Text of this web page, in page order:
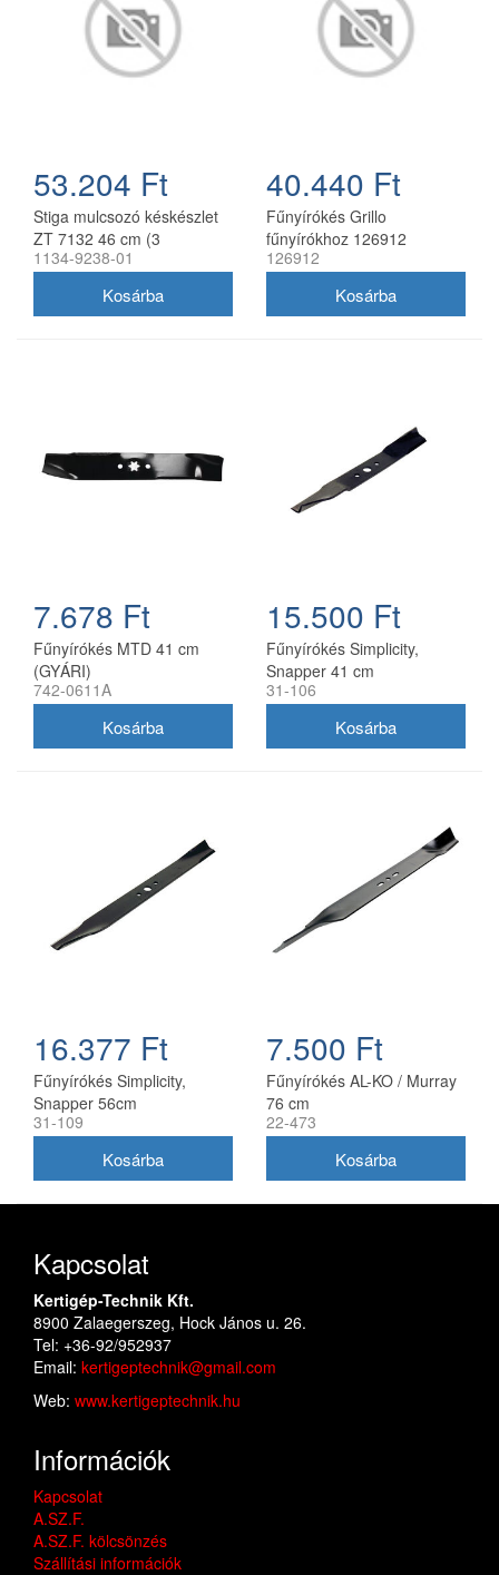
53.204 Ft
Stiga mulcsozó késkészlet
ZT 7132 46 cm (3
db/csomag) 1134-9238-01
1134-9238-01
40.440 Ft
Fűnyírókés Grillo
fűnyírókhoz 126912
126912
7.678 Ft
Fűnyírókés MTD 41 cm
(GYÁRI)
742-0611A
15.500 Ft
Fűnyírókés Simplicity,
Snapper 41 cm
(1704856SM)
31-106
16.377 Ft
Fűnyírókés Simplicity,
Snapper 56cm
(1716695ASM)
31-109
7.500 Ft
Fűnyírókés AL-KO / Murray
76 cm
22-473
Kapcsolat
Kertigép-Technik Kft.
8900 Zalaegerszeg, Hock János u. 26.
Tel: +36-92/952937
Email: kertigeptechnik@gmail.com
Web: www.kertigeptechnik.hu
Információk
Kapcsolat
A.SZ.F.
A.SZ.F. kölcsönzés
Szállítási információk